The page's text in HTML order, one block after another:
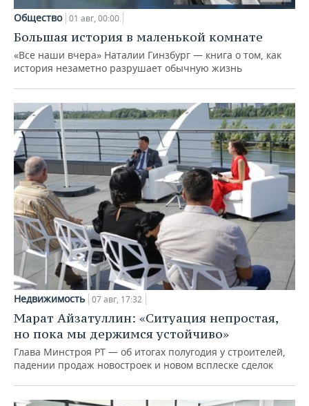
Общество 01 авг, 00:00
Большая история в маленькой комнате
«Все наши вчера» Наталии Гинзбург — книга о том, как
история незаметно разрушает обычную жизнь
Недвижимость 07 авг, 17:32
Марат Айзатуллин: «Ситуация непростая,
но пока мы держимся устойчиво»
Глава Минстроя РТ — об итогах полугодия у строителей,
падении продаж новостроек и новом всплеске сделок